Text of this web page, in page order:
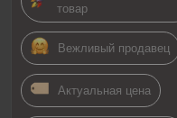
товар
Вежливый продавец
Актуальная цена